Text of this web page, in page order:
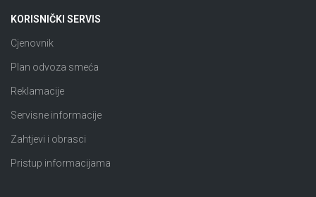
KORISNIČKI SERVIS
Cjenovnik
Plan odvoza smeća
Reklamacije
Servisne informacije
Zahtjevi i obrasci
Pristup informacijama